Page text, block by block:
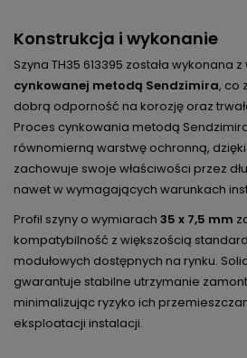
Konstrukcja i wykonanie
Szyna TH35 613395 została wykonana
cynkowanej metodą Sendzimira, co
dobrą odporność na korozję oraz
Proces cynkowania metodą
równomierną warstwę ochronną,
zachowuje swoje właściwości przez
nawet w wymagających warunkach
Profil szyny o wymiarach 35 x 7,5 mm
kompatybilność z większością
modułowych dostępnych na rynku.
gwarantuje stabilne utrzymanie
minimalizując ryzyko ich
eksploatacji instalacji.